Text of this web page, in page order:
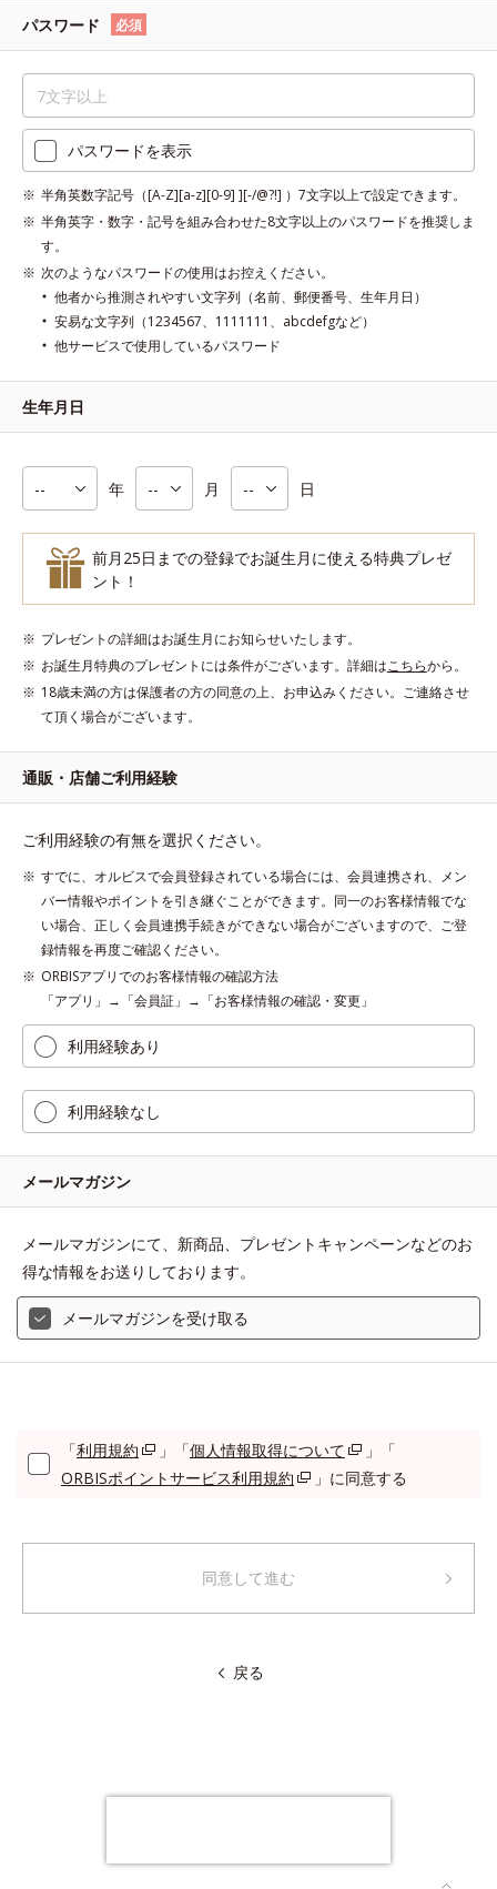
パスワード 必須
パスワードを表示
半角英数字記号（[A-Z][a-z][0-9] ][-/@?!] ）7文字以上で設定できます。
半角英字・数字・記号を組み合わせた8文字以上のパスワードを推奨しま
す。
次のようなパスワードの使用はお控えください。
他者から推測されやすい文字列（名前、郵便番号、生年月日）
安易な文字列（1234567、1111111、abcdefgなど）
他サービスで使用しているパスワード
生年月日
年 月 日
前月25日までの登録でお誕生月に使える特典プレゼ
ント！
プレゼントの詳細はお誕生月にお知らせいたします。
お誕生月特典のプレゼントには条件がございます。詳細はこちらから。
18歳未満の方は保護者の方の同意の上、お申込みください。ご連絡させ
て頂く場合がございます。
通販・店舗ご利用経験
ご利用経験の有無を選択ください。
すでに、オルビスで会員登録されている場合には、会員連携され、メン
バー情報やポイントを引き継ぐことができます。同一のお客様情報でな
い場合、正しく会員連携手続きができない場合がございますので、ご登
録情報を再度ご確認ください。
ORBISアプリでのお客様情報の確認方法
「アプリ」→「会員証」→「お客様情報の確認・変更」
利用経験あり
利用経験なし
メールマガジン
メールマガジンにて、新商品、プレゼントキャンペーンなどのお
得な情報をお送りしております。
メールマガジンを受け取る
「利用規約 」「個人情報取得について
」「
ORBISポイントサービス利用規約
」に同意する
同意して進む
戻る